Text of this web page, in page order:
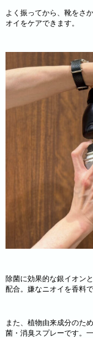
よく振ってから、靴をさ
オイをケアできます。
除菌に効果的な銀イオン
配合。嫌なニオイを香料
また、植物由来成分のた
菌・消臭スプレーです。